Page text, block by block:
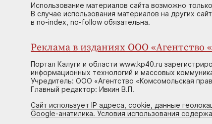
Использование материалов сайта возможно
В случае использования материалов на других
в no-index, no-follow обязательна.
Реклама в изданиях ООО «Агентство
Портал Калуги и области www.kp40.ru
информационных технологий и массовых
Учредитель: ООО «Агентство «Комсомольская
Главный редактор: Ивкин В.П.
Сайт использует IP адреса, cookie, данные
Google-анатилика. Условия использования